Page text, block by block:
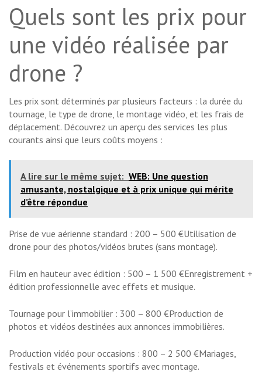
Quels sont les prix pour
une vidéo réalisée par
drone ?
Les prix sont déterminés par plusieurs facteurs : la durée du
tournage, le type de drone, le montage vidéo, et les frais de
déplacement. Découvrez un aperçu des services les plus
courants ainsi que leurs coûts moyens :
A lire sur le même sujet: WEB: Une question
amusante, nostalgique et à prix unique qui mérite
d’être répondue
Prise de vue aérienne standard : 200 – 500 €Utilisation de
drone pour des photos/vidéos brutes (sans montage).
Film en hauteur avec édition : 500 – 1 500 €Enregistrement +
édition professionnelle avec effets et musique.
Tournage pour l’immobilier : 300 – 800 €Production de
photos et vidéos destinées aux annonces immobilières.
Production vidéo pour occasions : 800 – 2 500 €Mariages,
festivals et événements sportifs avec montage.